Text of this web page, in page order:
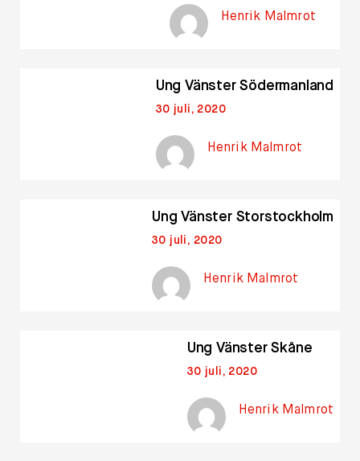
Henrik Malmrot
Ung Vänster Södermanland
30 juli, 2020
Henrik Malmrot
Ung Vänster Storstockholm
30 juli, 2020
Henrik Malmrot
Ung Vänster Skåne
30 juli, 2020
Henrik Malmrot